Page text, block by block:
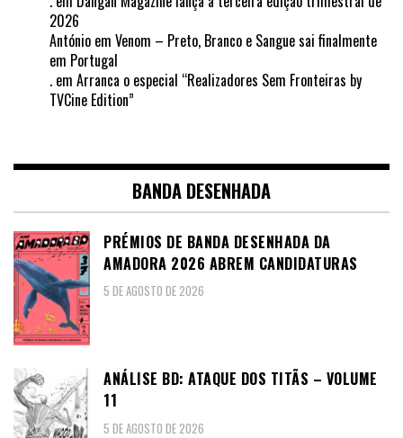
2026
António em Venom – Preto, Branco e Sangue sai finalmente
em Portugal
. em Arranca o especial “Realizadores Sem Fronteiras by
TVCine Edition”
BANDA DESENHADA
PRÉMIOS DE BANDA DESENHADA DA
AMADORA 2026 ABREM CANDIDATURAS
5 DE AGOSTO DE 2026
ANÁLISE BD: ATAQUE DOS TITÃS – VOLUME
11
5 DE AGOSTO DE 2026